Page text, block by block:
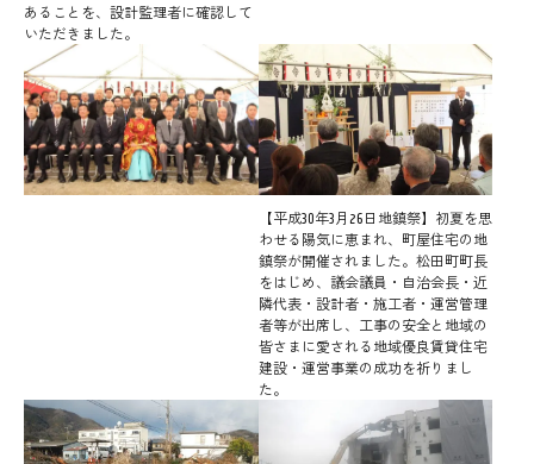
あることを、設計監理者に確認して
いただきました。
【平成30年3月26日地鎮祭】初夏を思
わせる陽気に恵まれ、町屋住宅の地
鎮祭が開催されました。松田町町長
をはじめ、議会議員・自治会長・近
隣代表・設計者・施工者・運営管理
者等が出席し、工事の安全と地域の
皆さまに愛される地域優良賃貸住宅
建設・運営事業の成功を祈りまし
た。